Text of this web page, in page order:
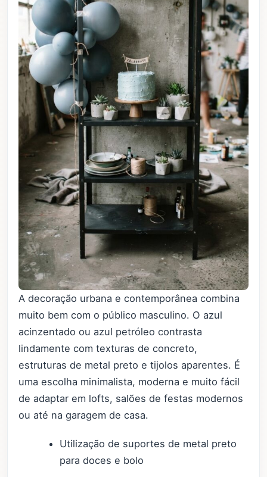
A decoração urbana e contemporânea combina
muito bem com o público masculino. O azul
acinzentado ou azul petróleo contrasta
lindamente com texturas de concreto,
estruturas de metal preto e tijolos aparentes. É
uma escolha minimalista, moderna e muito fácil
de adaptar em lofts, salões de festas modernos
ou até na garagem de casa.
Utilização de suportes de metal preto
para doces e bolo